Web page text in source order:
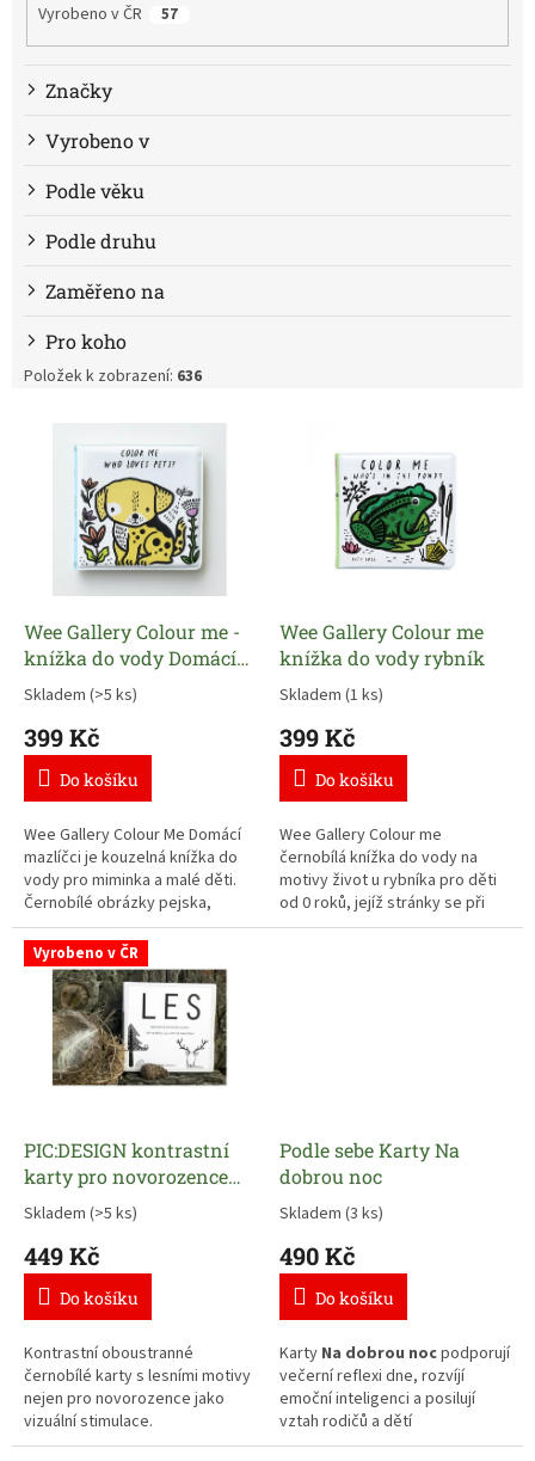
Vyrobeno v ČR 57
Značky
Vyrobeno v
Podle věku
Podle druhu
Zaměřeno na
Pro koho
Položek k zobrazení: 636
d
u
k
ů
Wee Gallery Colour me -
knížka do vody Domácí
mazlíčci
Skladem (>5 ks)
399 Kč
Do košíku
Wee Gallery Colour Me Domácí
mazlíčci je kouzelná knížka do
vody pro miminka a malé děti.
Černobílé obrázky pejska,
kočičky, králíčka a dalších
domácích mazlíčků se po
kontaktu s vodou vybarví a po
uschnutí opět zmizí. Děti si tak
mohou užívat objevování barev
znovu a znovu.
Wee Gallery Colour me
knížka do vody rybník
Skladem (1 ks)
399 Kč
Do košíku
Wee Gallery Colour me
černobílá knížka do vody na
motivy život u rybníka pro děti
od 0 roků, jejíž stránky se při
kontaktu s vodou vybarví.
Vyrobeno v ČR
PIC:DESIGN kontrastní
karty pro novorozence
Les
Skladem (>5 ks)
449 Kč
Do košíku
Kontrastní oboustranné
černobílé karty s lesními motivy
nejen pro novorozence jako
vizuální stimulace.
Podle sebe Karty Na
dobrou noc
Skladem (3 ks)
490 Kč
Do košíku
Karty Na dobrou nocpodporují
večerní reflexi dne, rozvíjí
emoční inteligenci a posilují
vztah rodičů a dětí
prostřednictvím smysluplných